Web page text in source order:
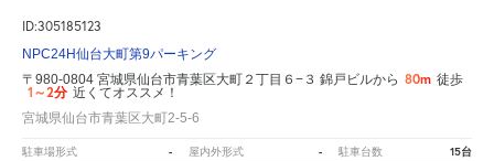
ID:305185123
NPC24H仙台大町第9パーキング
〒980-0804 宮城県仙台市青葉区大町２丁目６−３ 錦戸ビルから 80m 徒歩
1～2分 近くてオススメ！
宮城県仙台市青葉区大町2-5-6
駐車場形式 - 屋内外形式 - 駐車台数 15台